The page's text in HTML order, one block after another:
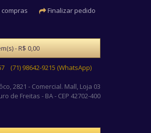
Finalizar pedido
(71) 98642-9215 (WhatsApp)
2821 - Comercial. Mall, Loja 03
de Freitas - BA - CEP 42702-400
- R$ 0,00